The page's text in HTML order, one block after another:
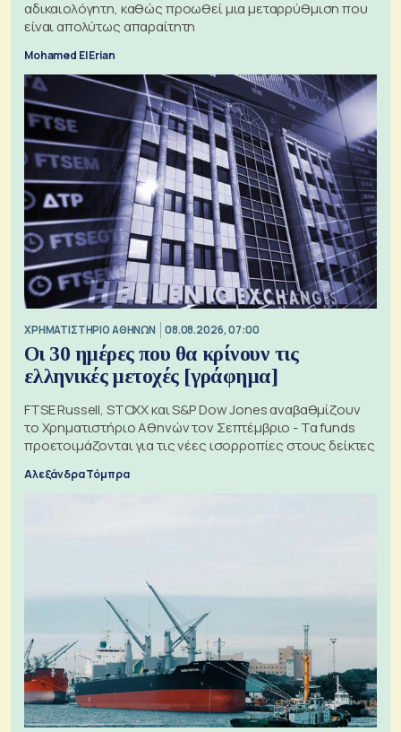
αδικαιολόγητη, καθώς προωθεί μια μεταρρύθμιση που
είναι απολύτως απαραίτητη
Mohamed El Erian
XΡΗΜΑΤΙΣΤΗΡΙΟ ΑΘΗΝΩΝ 08.08.2026, 07:00
Οι 30 ημέρες που θα κρίνουν τις
ελληνικές μετοχές [γράφημα]
FTSE Russell, STOXX και S&P Dow Jones αναβαθμίζουν
το Χρηματιστήριο Αθηνών τον Σεπτέμβριο - Τα funds
προετοιμάζονται για τις νέες ισορροπίες στους δείκτες
Αλεξάνδρα Τόμπρα